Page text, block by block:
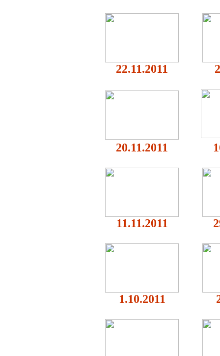
22.11.2011
20.11.2011
11.11.2011
1.10.2011